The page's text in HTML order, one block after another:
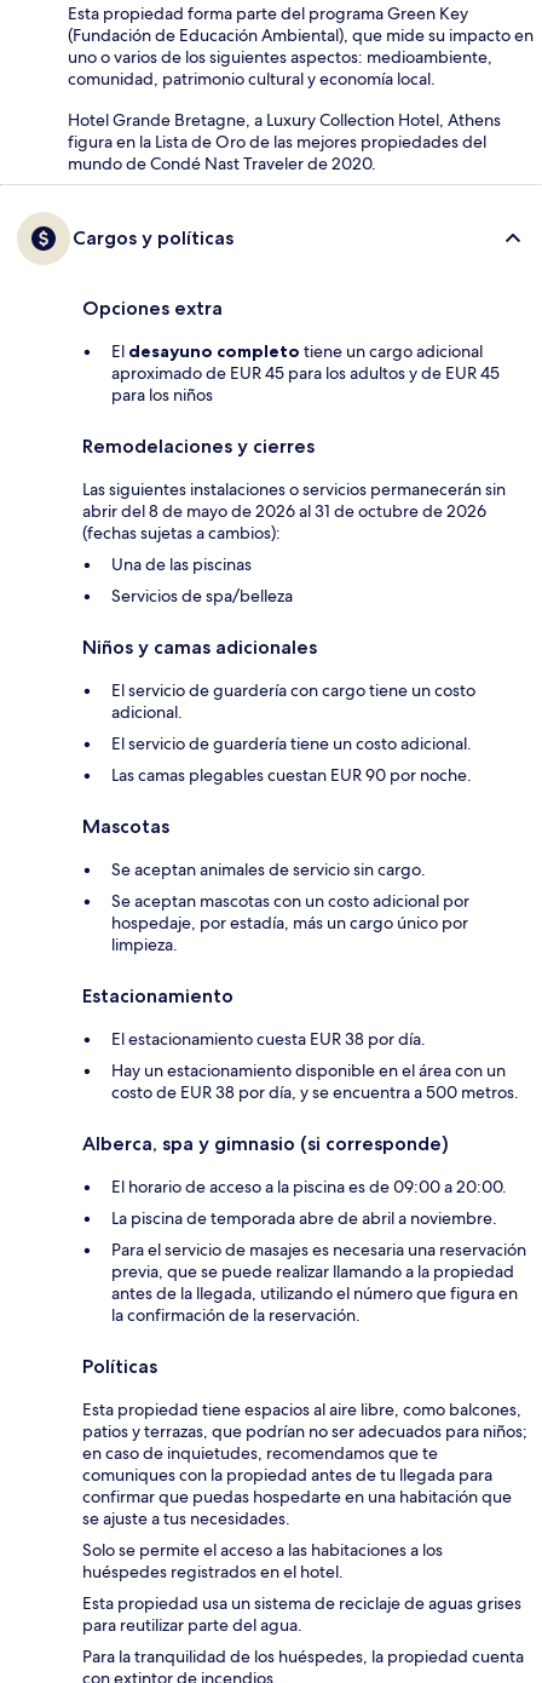
Esta propiedad forma parte del programa Green Key
(Fundación de Educación Ambiental), que mide su impacto en
uno o varios de los siguientes aspectos: medioambiente,
comunidad, patrimonio cultural y economía local.
Hotel Grande Bretagne, a Luxury Collection Hotel, Athens
figura en la Lista de Oro de las mejores propiedades del
mundo de Condé Nast Traveler de 2020.
Cargos y políticas
Opciones extra
El desayuno completo tiene un cargo adicional
aproximado de EUR 45 para los adultos y de EUR 45
para los niños
Remodelaciones y cierres
Las siguientes instalaciones o servicios permanecerán sin
abrir del 8 de mayo de 2026 al 31 de octubre de 2026
(fechas sujetas a cambios):
Una de las piscinas
Servicios de spa/belleza
Niños y camas adicionales
El servicio de guardería con cargo tiene un costo
adicional.
El servicio de guardería tiene un costo adicional.
Las camas plegables cuestan EUR 90 por noche.
Mascotas
Se aceptan animales de servicio sin cargo.
Se aceptan mascotas con un costo adicional por
hospedaje, por estadía, más un cargo único por
limpieza.
Estacionamiento
El estacionamiento cuesta EUR 38 por día.
Hay un estacionamiento disponible en el área con un
costo de EUR 38 por día, y se encuentra a 500 metros.
Alberca, spa y gimnasio (si corresponde)
El horario de acceso a la piscina es de 09:00 a 20:00.
La piscina de temporada abre de abril a noviembre.
Para el servicio de masajes es necesaria una reservación
previa, que se puede realizar llamando a la propiedad
antes de la llegada, utilizando el número que figura en
la confirmación de la reservación.
Políticas
Esta propiedad tiene espacios al aire libre, como balcones,
patios y terrazas, que podrían no ser adecuados para niños;
en caso de inquietudes, recomendamos que te
comuniques con la propiedad antes de tu llegada para
confirmar que puedas hospedarte en una habitación que
se ajuste a tus necesidades.
Solo se permite el acceso a las habitaciones a los
huéspedes registrados en el hotel.
Esta propiedad usa un sistema de reciclaje de aguas grises
para reutilizar parte del agua.
Para la tranquilidad de los huéspedes, la propiedad cuenta
con extintor de incendios.